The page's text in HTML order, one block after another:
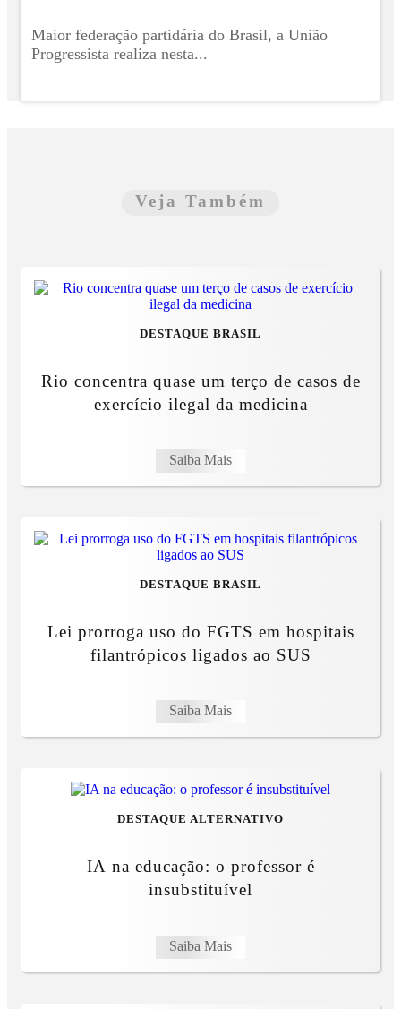
Maior federação partidária do Brasil, a União
Progressista realiza nesta...
Veja Também
DESTAQUE BRASIL
Rio concentra quase um terço de casos de
exercício ilegal da medicina
Saiba Mais
DESTAQUE BRASIL
Lei prorroga uso do FGTS em hospitais
filantrópicos ligados ao SUS
Saiba Mais
DESTAQUE ALTERNATIVO
IA na educação: o professor é
insubstituível
Saiba Mais